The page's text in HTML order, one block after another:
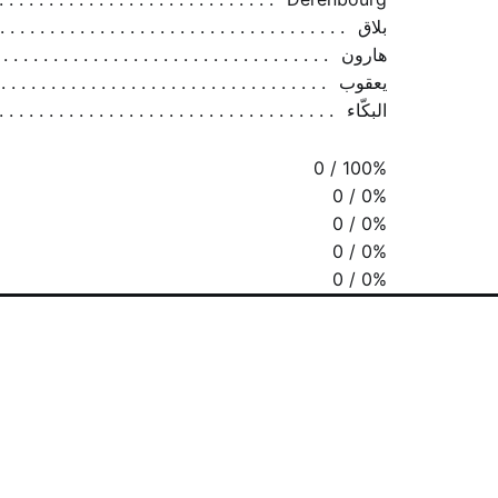
بلاق
هارون
يعقوب
البكّاء
0 / 100%
0 / 0%
0 / 0%
0 / 0%
0 / 0%